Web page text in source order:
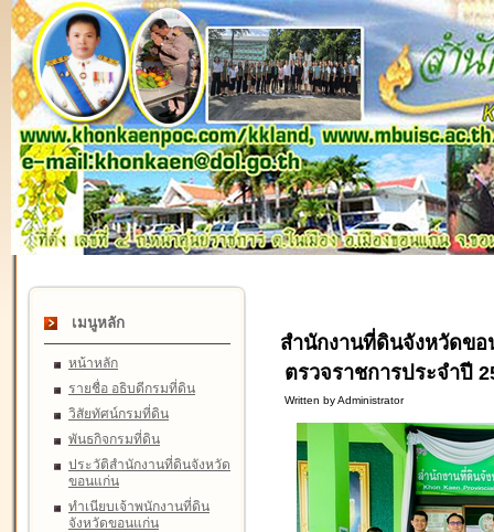
เมนูหลัก
หน้าหลัก
รายชื่อ อธิบดีกรมที่ดิน
วิสัยทัศน์กรมที่ดิน
พันธกิจกรมที่ดิน
ประวัติสำนักงานที่ดินจังหวัด
ขอนแก่น
ทำเนียบเจ้าพนักงานที่ดิน
จังหวัดขอนแก่น
สำนักงานที่ดินจังหวัดข
ตรวจราชการประจำปี
Written by Administrator